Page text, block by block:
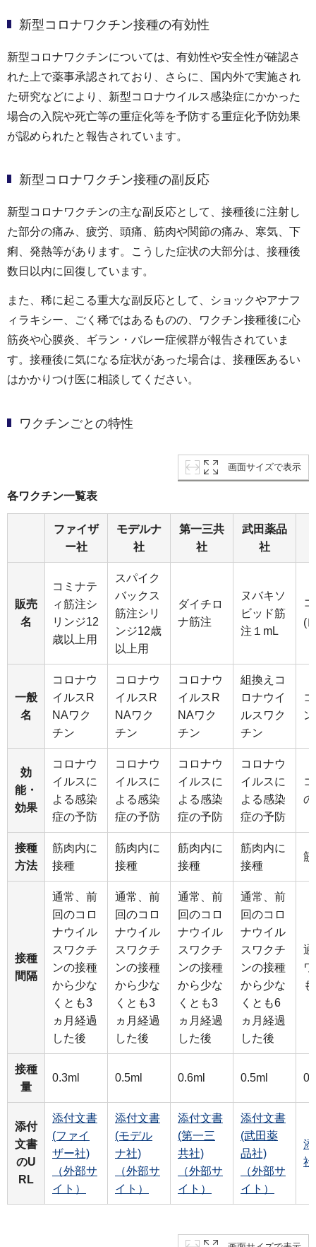
新型コロナワクチン接種の有効性
新型コロナワクチンについては、有効性や安全性が確認さ
れた上で薬事承認されており、さらに、国内外で実施され
た研究などにより、新型コロナウイルス感染症にかかった
場合の入院や死亡等の重症化等を予防する重症化予防効果
が認められたと報告されています。
新型コロナワクチン接種の副反応
新型コロナワクチンの主な副反応として、接種後に注射し
た部分の痛み、疲労、頭痛、筋肉や関節の痛み、寒気、下
痢、発熱等があります。こうした症状の大部分は、接種後
数日以内に回復しています。
また、稀に起こる重大な副反応として、ショックやアナフ
ィラキシー、ごく稀ではあるものの、ワクチン接種後に心
筋炎や心膜炎、ギラン・バレー症候群が報告されていま
す。接種後に気になる症状があった場合は、接種医あるい
はかかりつけ医に相談してください。
ワクチンごとの特性
画面サイズで表示
各ワクチン一覧表
ファイザ
ー社
モデルナ
社
第一三共
社
武田薬品
社
販売
名
コミナテ
ィ筋注シ
リンジ12
歳以上用
スパイク
バックス
筋注シリ
ンジ12歳
以上用
ダイチロ
ナ筋注
ヌバキソ
ビッド筋
注１mL
(
一般
名
コロナウ
イルスR
NAワク
チン
コロナウ
イルスR
NAワク
チン
コロナウ
イルスR
NAワク
チン
組換えコ
ロナウイ
ルスワク
チン
ン
効
能・
効果
コロナウ
イルスに
よる感染
症の予防
コロナウ
イルスに
よる感染
症の予防
コロナウ
イルスに
よる感染
症の予防
コロナウ
イルスに
よる感染
症の予防
接種
方法
筋肉内に
接種
筋肉内に
接種
筋肉内に
接種
筋肉内に
接種
接種
間隔
通常、前
回のコロ
ナウイル
スワクチ
ンの接種
から少な
くとも3
ヵ月経過
した後
通常、前
回のコロ
ナウイル
スワクチ
ンの接種
から少な
くとも3
ヵ月経過
した後
通常、前
回のコロ
ナウイル
スワクチ
ンの接種
から少な
くとも3
ヵ月経過
した後
通常、前
回のコロ
ナウイル
スワクチ
ンの接種
から少な
くとも6
ヵ月経過
した後
接種
量
0.3ml 0.5ml 0.6ml 0.5ml
添付
文書
のU
RL
添付文書
(ファイ
ザー社)
（外部サ
イト）
添付文書
(モデル
ナ社)
（外部サ
イト）
添付文書
(第一三
共社)
（外部サ
イト）
添付文書
(武田薬
品社)
（外部サ
イト）